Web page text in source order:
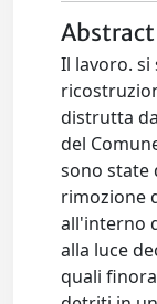
Abstract
Il lavoro. si
distrutta
del
sono state
rimozione
all'interno
alla luce
quali